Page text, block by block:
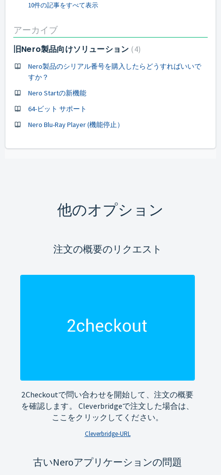
10件の記事をすべて表示
アーカイブ
旧Nero製品向けソリューション 4
Nero製品のシリアル番号を購入したらどうすればいいで
すか？
Nero Startの新機能
64-ビット サポート
Nero Blu-Ray Player (機能停止）
他のオプション
注文の概要のリクエスト
2Checkoutで問い合わせを開始して、注文の概要
を確認します。 Cleverbridgeで注文した場合は、
ここをクリックしてください。
Cleverbridge-URL
古いNeroアプリケーションの問題